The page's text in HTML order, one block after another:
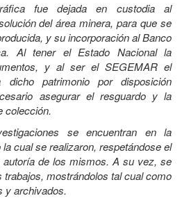
fue dejada en custodia al
del área minera, para que se
y su incorporación al Banco
Al tener el Estado Nacional la
y al ser el SEGEMAR el
dicho patrimonio por disposición
asegurar el resguardo y la
colección.
se encuentran en la
cual se realizaron, respetándose el
de los mismos. A su vez, se
trabajos, mostrándolos tal cual como
y archivados.